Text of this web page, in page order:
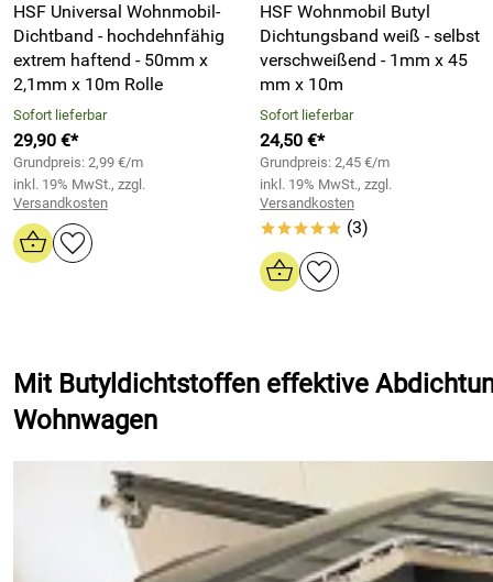
HSF Universal Wohnmobil-
Dichtband - hochdehnfähig
extrem haftend - 50mm x
2,1mm x 10m Rolle
Sofort lieferbar
29,90 €*
Grundpreis: 2,99 €/m
inkl. 19% MwSt., zzgl.
Versandkosten
HSF Wohnmobil Butyl
Dichtungsband weiß - selbst
verschweißend - 1mm x 45
mm x 10m
Sofort lieferbar
24,50 €*
Grundpreis: 2,45 €/m
inkl. 19% MwSt., zzgl.
Versandkosten
***** (3)
Mit Butyldichtstoffen effektive
Wohnwagen